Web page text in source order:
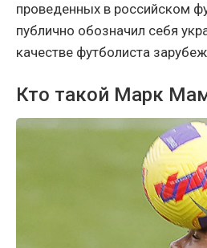
проведенных в российском
публично обозначил себя
качестве футболиста
Кто такой Марк